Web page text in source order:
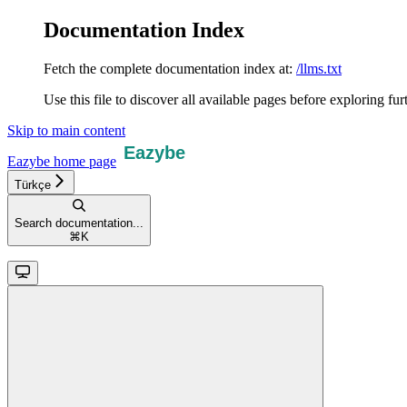
Documentation Index
Fetch the complete documentation index at: /llms.txt
Use this file to discover all available pages before exploring
Skip to main content
Eazybe home page
Türkçe
Search documentation...
⌘ K